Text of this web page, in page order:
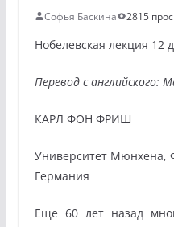
Софья Баскина 2815
Нобелевская лекция 12
Перевод с английского:
КАРЛ ФОН ФРИШ
Университет Мюнхена,
Германия
Еще 60 лет назад